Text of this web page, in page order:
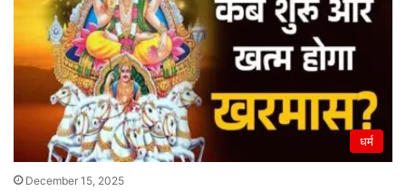
धर्म
December 15, 2025